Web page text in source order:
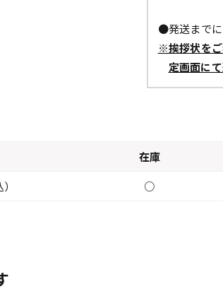
●発送までに
※挨拶状を
定画面に
在庫
○